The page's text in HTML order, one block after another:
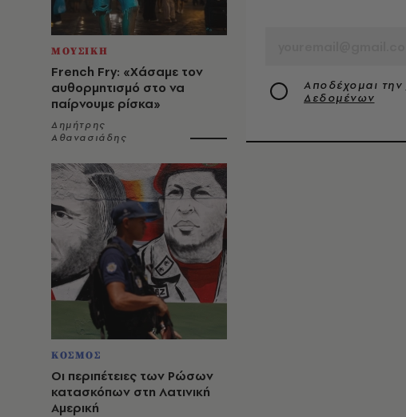
ΜΟΥΣΙΚΗ
French Fry: «Χάσαμε τον
αυθορμητισμό στο να
παίρνουμε ρίσκα»
Δημήτρης
Αθανασιάδης
ΚΟΣΜΟΣ
Οι περιπέτειες των Ρώσων
κατασκόπων στη Λατινική
Αμερική
Αποδέχομαι την
Δεδομένων